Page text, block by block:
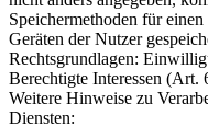
Speichermethoden für
Geräten der Nutzer
Rechtsgrundlagen:
Berechtigte Interessen
Weitere Hinweise zu
Diensten: